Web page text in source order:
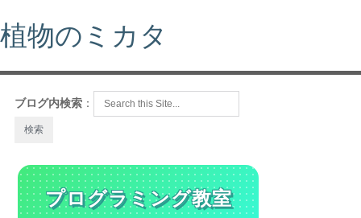
植物のミカタ
ブログ内検索 ：
プログラミング教室